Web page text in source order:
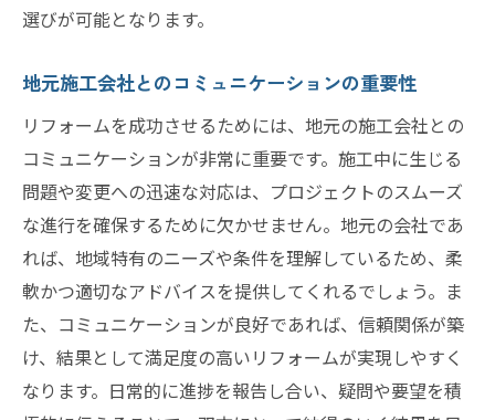
現場担当者の声を活かした効果的な施策
肝
リフォーム現場からのフィードバック活用
法
実際のプロジェクトで見られた成果と課題
効果的なリフォームを実現するためのアウトリ
ーチのポイント
効果的なアウトリーチを可能にする準備段
階
顧客ニーズを満たす提案とその実行方法
リフォームの価値を高めるアウトリーチの
選びが可能となります。
地元施工会社とのコミュニケーションの重要性
リフォームを成功させるためには、地元の施工会社との
コミュニケーションが非常に重要です。施工中に生じる
問題や変更への迅速な対応は、プロジェクトのスムーズ
な進行を確保するために欠かせません。地元の会社であ
れば、地域特有のニーズや条件を理解しているため、柔
軟かつ適切なアドバイスを提供してくれるでしょう。ま
た、コミュニケーションが良好であれば、信頼関係が築
け、結果として満足度の高いリフォームが実現しやすく
なります。日常的に進捗を報告し合い、疑問や要望を積